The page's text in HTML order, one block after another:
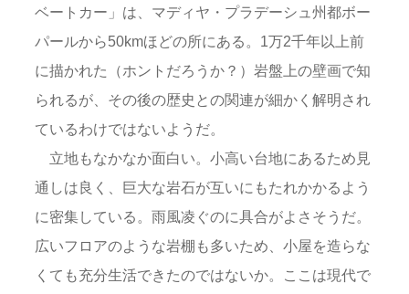
ベートカー」は、マディヤ・プラデーシュ州都ボー
パールから50kmほどの所にある。1万2千年以上前
に描かれた（ホントだろうか？）岩盤上の壁画で知
られるが、その後の歴史との関連が細かく解明され
ているわけではないようだ。
立地もなかなか面白い。小高い台地にあるため見
通しは良く、巨大な岩石が互いにもたれかかるよう
に密集している。雨風凌ぐのに具合がよさそうだ。
広いフロアのような岩棚も多いため、小屋を造らな
くても充分生活できたのではないか。ここは現代で